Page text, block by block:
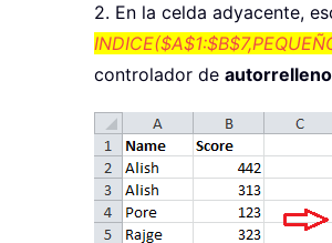
2. En la celda adyacente,
controlador de autorrelleno